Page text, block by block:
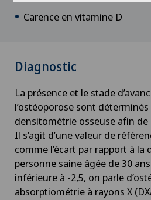
Check-up pour femmes
Check-up pour les sportifs
Chiropractie
Chirurgie aortique
Chirurgie biliaire
Carence en vitamine D
Diagnostic
La présence et le stade
l’ostéoporose sont déterminés
densitométrie osseuse afin
Il s’agit d’une valeur de
comme l’écart par rapport à la
personne saine âgée de 30
inférieure à -2,5, on parle
absorptiométrie à rayons X